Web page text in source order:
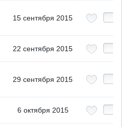
15 сентября 2015
22 сентября 2015
29 сентября 2015
6 октября 2015